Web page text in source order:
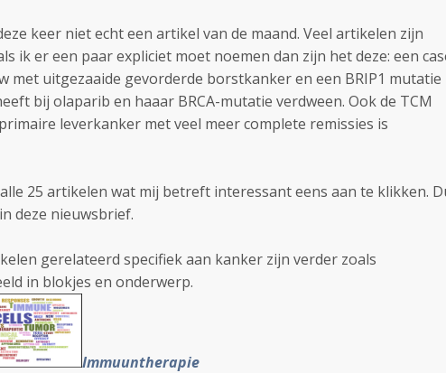
keer niet echt een artikel van de maand. Veel artikelen zijn
ik er een paar expliciet moet noemen dan zijn het deze: een
met uitgezaaide gevorderde borstkanker en een BRIP1 mutatie
bij olaparib en haaar BRCA-mutatie verdween. Ook de TCM
leverkanker met veel meer complete remissies is
25 artikelen wat mij betreft interessant eens aan te klikken.
deze nieuwsbrief.
gerelateerd specifiek aan kanker zijn verder zoals
in blokjes en onderwerp.
Immuuntherapie